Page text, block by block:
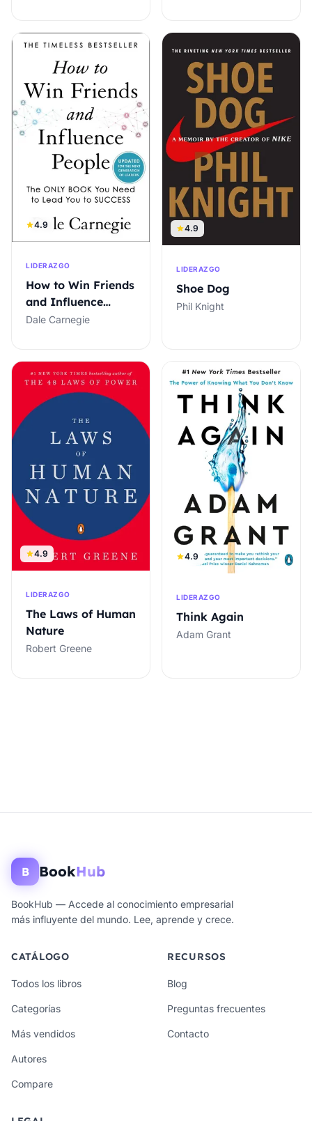
4.9
LIDERAZGO
How to Win Friends
and Influence
People
Dale Carnegie
4.9
LIDERAZGO
Shoe Dog
Phil Knight
4.9
LIDERAZGO
The Laws of Human
Nature
Robert Greene
4.9
LIDERAZGO
Think Again
Adam Grant
B BookHub
BookHub — Accede al conocimiento empresarial
más influyente del mundo. Lee, aprende y crece.
CATÁLOGO
Todos los libros
Categorías
Más vendidos
Autores
Compare
RECURSOS
Blog
Preguntas frecuentes
Contacto